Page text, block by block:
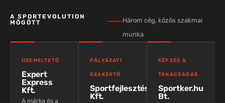
A SPORTEVOLUTION
MÖGÖTT
Három cég, közös szakmai
munka
ÜZEMELTETŐ
Expert
Express
Kft.
A márka és a
PÁLYÁZATI
SZAKÉRTŐ
Sportfejlesztés
Kft.
KÉPZÉS &
TANÁCSADÁS
Sportker.hu
Bt.